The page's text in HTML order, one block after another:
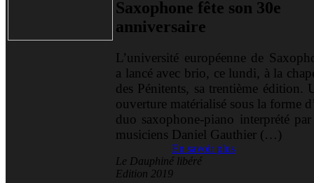
Saxophone fête son 30e
anniversaire
L’université européenne de
a lancé avec brio, ce lundi, à la
des Pénitents, sa trentième édition.
ouverture matérialisé sous la forme
duo saxophone-piano interprété par
musiciens Daniel Gauthier (…)
En savoir plus
Le Dauphiné libéré
Edition 2019